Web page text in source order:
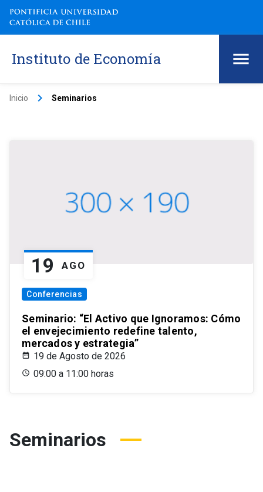
Instituto de Economía
Inicio keyboard_arrow_right Seminarios
19 AGO
Conferencias
Seminario: “El Activo que Ignoramos: Cómo
el envejecimiento redefine talento,
mercados y estrategia”
19 de Agosto de 2026
09:00 a 11:00 horas
Seminarios